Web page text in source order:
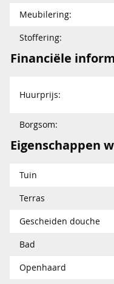
Meubilering:
Stoffering:
Financiële
Huurprijs:
Borgsom:
Eigenschappen
Tuin
Terras
Gescheiden douche
Bad
Openhaard